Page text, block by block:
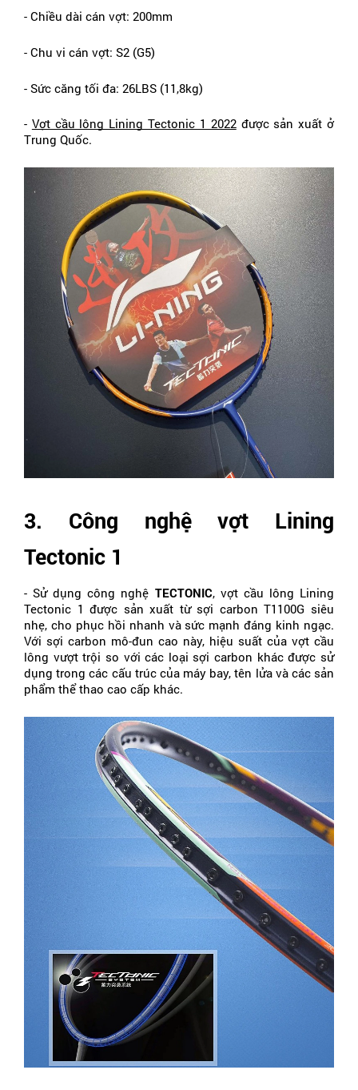
- Chiều dài cán vợt: 200mm
- Chu vi cán vợt: S2 (G5)
- Sức căng tối đa: 26LBS (11,8kg)
- Vợt cầu lông Lining Tectonic 1 2022 được sản xuất ở
Trung Quốc.
3. Công nghệ vợt Lining
Tectonic 1
- Sử dụng công nghệ TECTONIC, vợt cầu lông Lining
Tectonic 1 được sản xuất từ sợi carbon T1100G siêu
nhẹ, cho phục hồi nhanh và sức mạnh đáng kinh ngạc.
Với sợi carbon mô-đun cao này, hiệu suất của vợt cầu
lông vượt trội so với các loại sợi carbon khác được sử
dụng trong các cấu trúc của máy bay, tên lửa và các sản
phẩm thể thao cao cấp khác.